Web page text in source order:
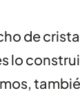
de
lo